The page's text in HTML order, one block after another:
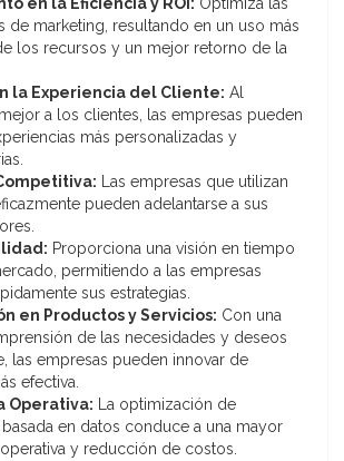
en la Eficiencia y ROI: Optimiza las
de marketing, resultando en un uso más
los recursos y un mejor retorno de la
la Experiencia del Cliente: Al
a los clientes, las empresas pueden
más personalizadas y
Las empresas que utilizan
pueden adelantarse a sus
Proporciona una visión en tiempo
permitiendo a las empresas
sus estrategias.
en Productos y Servicios: Con una
de las necesidades y deseos
las empresas pueden innovar de
efectiva.
Operativa: La optimización de
en datos conduce a una mayor
y reducción de costos.